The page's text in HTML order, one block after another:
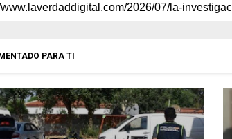
PARA TI